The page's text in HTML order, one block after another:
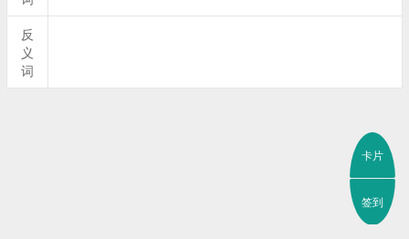
反
义
词
卡片
签到